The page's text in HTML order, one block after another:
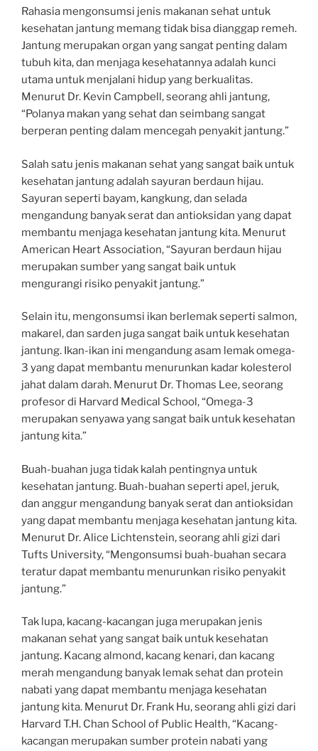
Rahasia mengonsumsi jenis makanan sehat untuk
kesehatan jantung memang tidak bisa dianggap remeh.
Jantung merupakan organ yang sangat penting dalam
tubuh kita, dan menjaga kesehatannya adalah kunci
utama untuk menjalani hidup yang berkualitas.
Menurut Dr. Kevin Campbell, seorang ahli jantung,
“Polanya makan yang sehat dan seimbang sangat
berperan penting dalam mencegah penyakit jantung.”
Salah satu jenis makanan sehat yang sangat baik untuk
kesehatan jantung adalah sayuran berdaun hijau.
Sayuran seperti bayam, kangkung, dan selada
mengandung banyak serat dan antioksidan yang dapat
membantu menjaga kesehatan jantung kita. Menurut
American Heart Association, “Sayuran berdaun hijau
merupakan sumber yang sangat baik untuk
mengurangi risiko penyakit jantung.”
Selain itu, mengonsumsi ikan berlemak seperti salmon,
makarel, dan sarden juga sangat baik untuk kesehatan
jantung. Ikan-ikan ini mengandung asam lemak omega-
3 yang dapat membantu menurunkan kadar kolesterol
jahat dalam darah. Menurut Dr. Thomas Lee, seorang
profesor di Harvard Medical School, “Omega-3
merupakan senyawa yang sangat baik untuk kesehatan
jantung kita.”
Buah-buahan juga tidak kalah pentingnya untuk
kesehatan jantung. Buah-buahan seperti apel, jeruk,
dan anggur mengandung banyak serat dan antioksidan
yang dapat membantu menjaga kesehatan jantung kita.
Menurut Dr. Alice Lichtenstein, seorang ahli gizi dari
Tufts University, “Mengonsumsi buah-buahan secara
teratur dapat membantu menurunkan risiko penyakit
jantung.”
Tak lupa, kacang-kacangan juga merupakan jenis
makanan sehat yang sangat baik untuk kesehatan
jantung. Kacang almond, kacang kenari, dan kacang
merah mengandung banyak lemak sehat dan protein
nabati yang dapat membantu menjaga kesehatan
jantung kita. Menurut Dr. Frank Hu, seorang ahli gizi dari
Harvard T.H. Chan School of Public Health, “Kacang-
kacangan merupakan sumber protein nabati yang